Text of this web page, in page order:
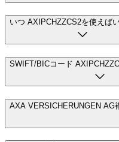
いつ AXIPCHZZCS2を使えば
SWIFT/BICコード
AXA VERSICHERUNGEN AG